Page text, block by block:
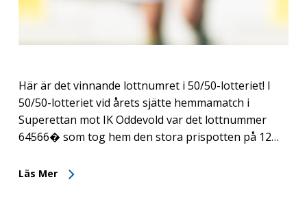
Här är det vinnande lottnumret i 50/50-lotteriet! I
50/50-lotteriet vid årets sjätte hemmamatch i
Superettan mot IK Oddevold var det lottnummer
64566� som tog hem den stora prispotten på 12…
Läs Mer